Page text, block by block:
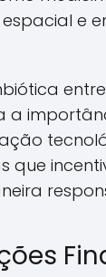
e
a
que